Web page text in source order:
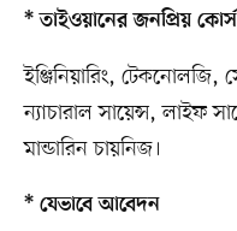
* তাইওয়ানের জনপ্রিয় কোর্স
ইঞ্জিনিয়ারিং, টেকনোলজি,
ন্যাচারাল সায়েন্স, লাইফ
মান্ডারিন চায়নিজ।
* যেভাবে আবেদন